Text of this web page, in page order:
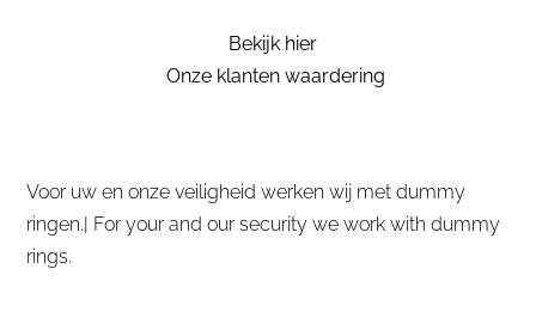
Bekijk hier
Onze klanten waardering
Voor uw en onze veiligheid werken wij met dummy
ringen.| For your and our security we work with dummy
rings.